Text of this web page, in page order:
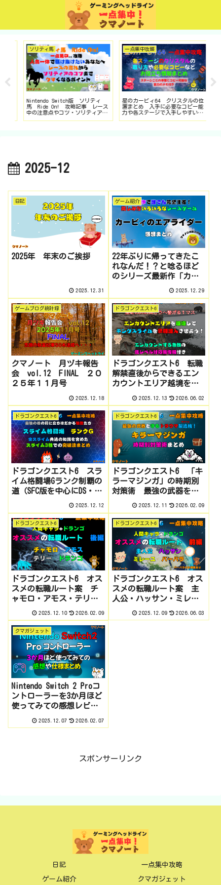
ソリティ馬
Nintendo Switch版 ソリティ
馬 Ride On! 攻略記事 レース
中の注意点やコツ・ソリティアの
一点集中攻略
星のカービィ64 クリスタルの位
置まとめ 入手に必要なコピー能
力や各ステージで入手しやすいコ
2025-12
日記
2025年 年末のご挨拶
2025.12.31
ゲーム紹介
22年ぶりに帰ってきたこ
れなんだ！？と唸るほど
のシリーズ最新作「カー
め
2025.12.29
ゲームブログ統計録
クマノート 月ヅキ報告
会 vol.12 FINAL ２０
２５年１１月号
2025.12.18
ドラゴンクエスト6
ドラゴンクエスト6 転職
解禁直後からできるエン
カウントエリア越境を使
加入の方法とコツまとめ
（SFC版）
2025.12.13 2026.06.02
ドラゴンクエスト6
ドラゴンクエスト6 スラ
イム格闘場Gランク制覇の
道（SFC版を中心にDS・ス
2025.12.12
ドラゴンクエスト6
ドラゴンクエスト6 「キ
ラーマジンガ」の時期別
対策術 最強の武器を守
DS・スマホ版も対応）
2025.12.11 2026.02.09
ドラゴンクエスト6
ドラゴンクエスト6 オス
スメの転職ルート案 チ
ャモロ・アモス・テリ
中心にDS・スマホ版も対
応）
2025.12.10 2026.02.09
ドラゴンクエスト6
ドラゴンクエスト6 オス
スメの転職ルート案 主
人公・ハッサン・ミレー
中心にDS・スマホ版も対
2025.12.09 2026.06.03
クマガジェット
Nintendo Switch 2 Proコ
ントローラーを3か月ほど
使ってみての感想レビュ
2025.12.07 2026.02.07
スポンサーリンク
日記 一点集中攻略
ゲーム紹介 クマガジェット